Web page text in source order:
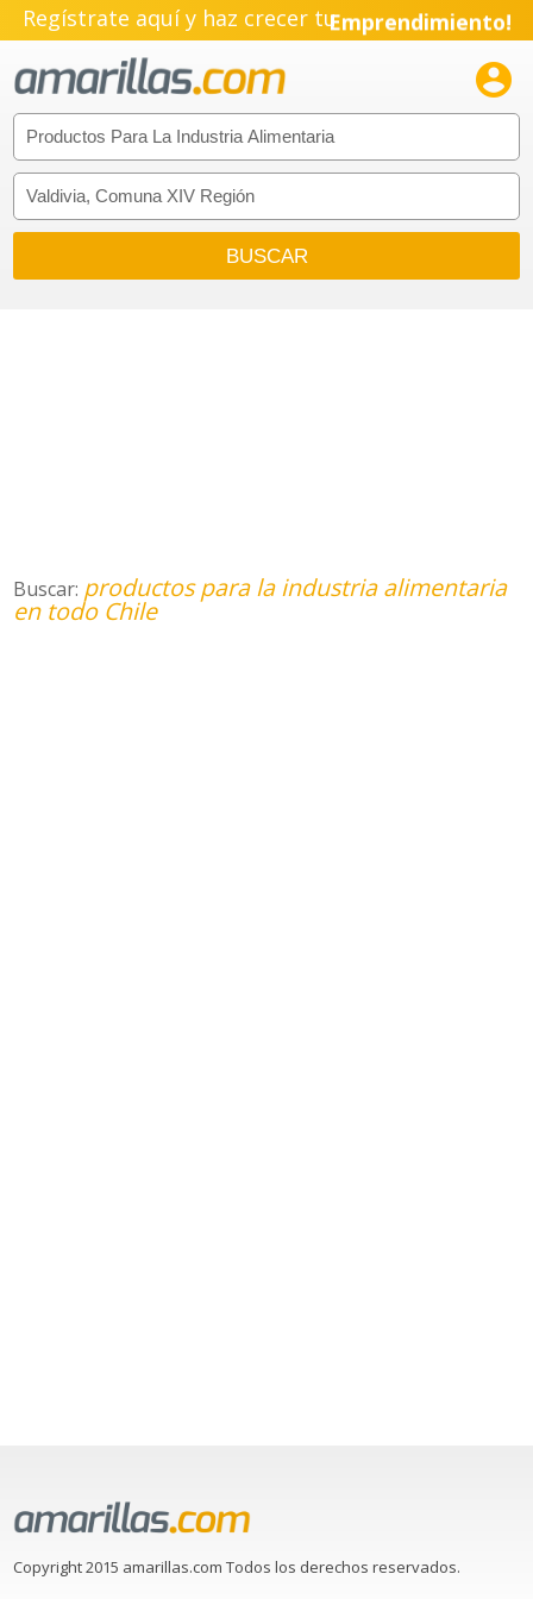
Regístrate aquí y haz crecer tuEmprendimiento!

Buscar: productos para la industria alimentaria
en todo Chile
Copyright 2015 amarillas.com Todos los derechos reservados.